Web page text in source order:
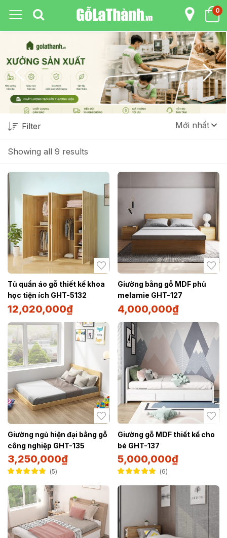
0
Showing all 9 results
Filter Mới nhất
Tủ quần áo gỗ thiết kế khoa
học tiện ích GHT-5132
12,020,000₫
Giường bằng gỗ MDF phủ
melamie GHT-127
4,000,000₫
Giường ngủ hiện đại bằng gỗ
công nghiệp GHT-135
3,250,000₫
5.005 sao
5
Giường gỗ MDF thiết kế cho
bé GHT-137
5,000,000₫
5.005 sao
6